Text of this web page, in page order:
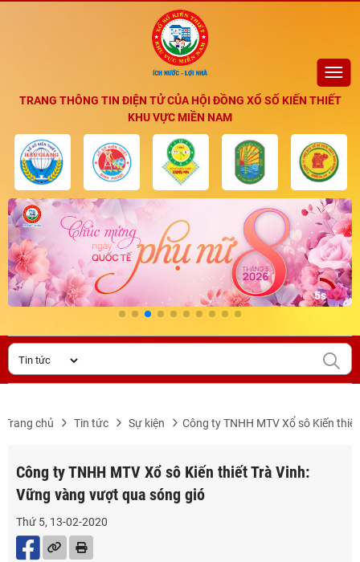
TRANG THÔNG TIN ĐIỆN TỬ CỦA HỘI ĐỒNG XỔ SỐ KIẾN THIẾT
KHU VỰC MIỀN NAM
3s
Trang chủ Tin tức Sự kiện Công ty TNHH MTV Xổ sô Kiến
Công ty TNHH MTV Xổ sô Kiến thiết Trà Vinh:
Vững vàng vượt qua sóng gió
Thứ 5, 13-02-2020